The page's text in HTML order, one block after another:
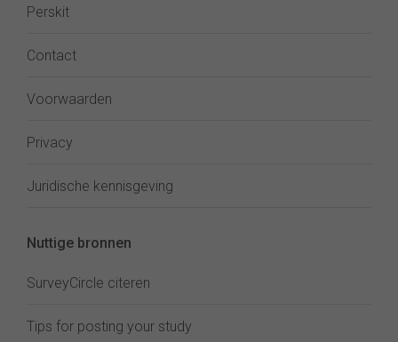
Perskit
Contact
Voorwaarden
Privacy
Juridische kennisgeving
Nuttige bronnen
SurveyCircle citeren
Tips for posting your study